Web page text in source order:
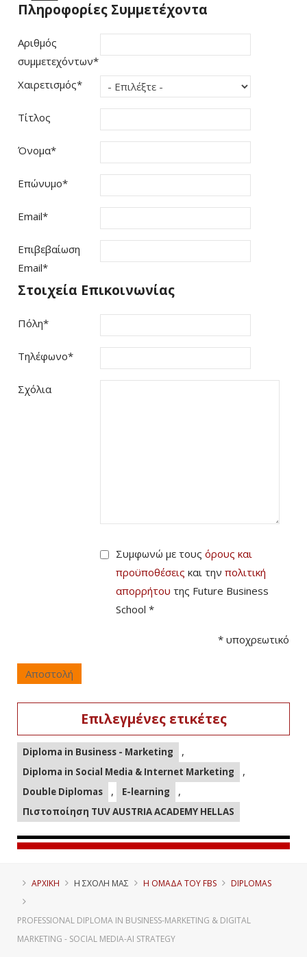
Πληροφορίες Συμμετέχοντα
Αριθμός
συμμετεχόντων*
Χαιρετισμός*
Τίτλος
Όνομα*
Επώνυμο*
Email*
Επιβεβαίωση
Email*
Στοιχεία Επικοινωνίας
Πόλη*
Τηλέφωνο*
Σχόλια
Συμφωνώ με τους όρους και
προϋποθέσεις και την πολιτική
απορρήτου της Future Business
School *
* υποχρεωτικό
Αποστολή
Επιλεγμένες ετικέτες
Diploma in Business - Marketing ,
Diploma in Social Media & Internet Marketing ,
Double Diplomas , E-learning ,
Πιστοποίηση TUV AUSTRIA ACADEMY HELLAS
ΑΡΧΙΚΗ Η ΣΧΟΛΗ ΜΑΣ Η ΟΜΑΔΑ ΤΟΥ FBS DIPLOMAS
PROFESSIONAL DIPLOMA IN BUSINESS-MARKETING & DIGITAL
MARKETING - SOCIAL MEDIΑ-AI STRATEGY